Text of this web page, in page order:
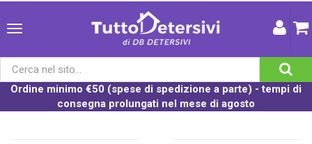
Ordine minimo €50 (spese di spedizione a parte) - tempi di
consegna prolungati nel mese di agosto